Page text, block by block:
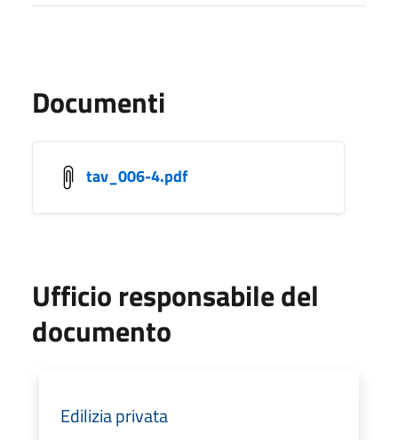
Documenti
tav_006-4.pdf
Ufficio responsabile del
documento
Edilizia privata